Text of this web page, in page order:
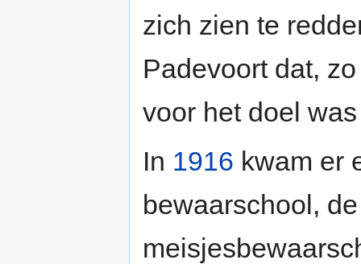
zich zien te
Padevoort dat,
voor het doel
In 1916 kwam er
bewaarschool,